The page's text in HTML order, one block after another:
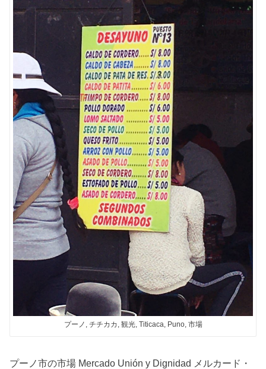
プーノ, チチカカ, 観光, Titicaca, Puno, 市場
プーノ市の市場 Mercado Unión y Dignidad メルカード・